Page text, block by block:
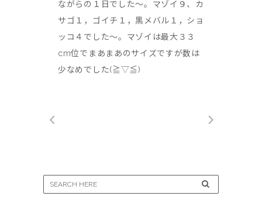
ながらの１日でした～。マゾイ９、カ
サゴ１，ゴイチ１，黒メバル１，ショ
ッコ４でした～。マゾイは最大３３
cm位でまあまあのサイズですが数は
少なめでした(≧▽≦)